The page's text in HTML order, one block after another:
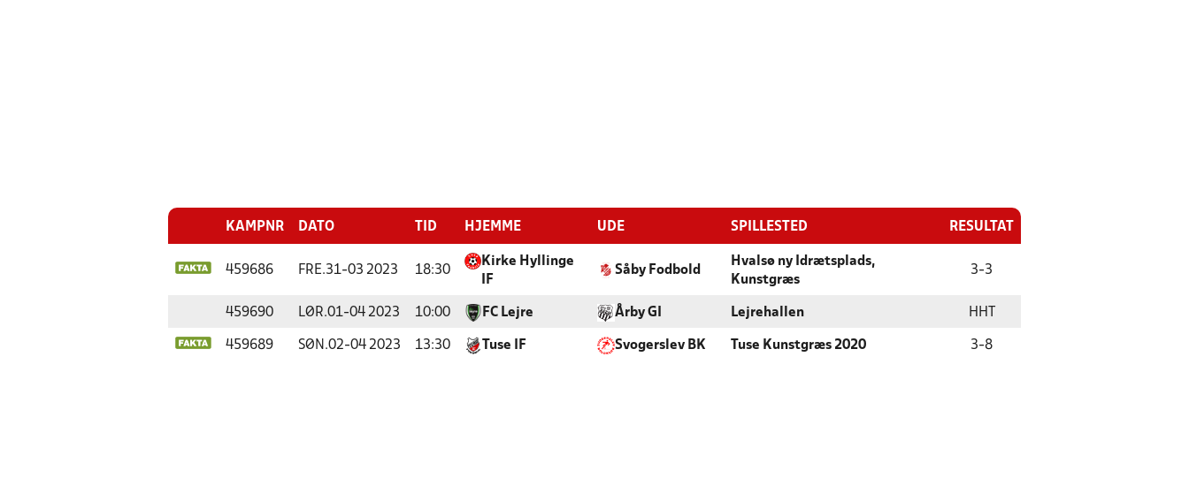
KAMPNR DATO TID HJEMME UDE SPILLESTED RESULTAT
459686 FRE.31-03 2023 18:30
Kirke Hyllinge
IF
Såby Fodbold
Hvalsø ny Idrætsplads,
Kunstgræs
3-3
459690 LØR.01-04 2023 10:00 FC Lejre Årby GI Lejrehallen HHT
459689 SØN.02-04 2023 13:30 Tuse IF Svogerslev BK Tuse Kunstgræs 2020 3-8